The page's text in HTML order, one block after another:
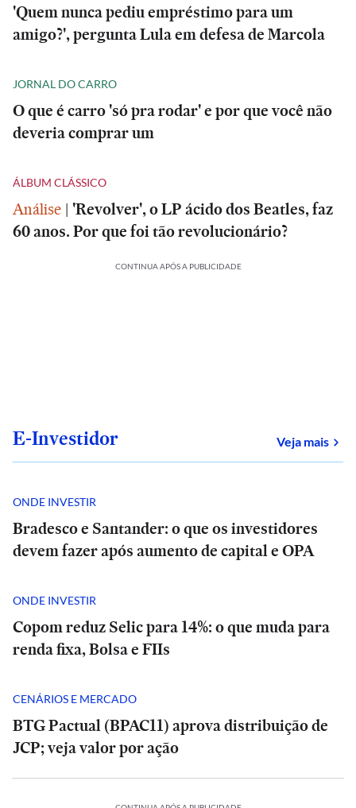
'Quem nunca pediu empréstimo para um
amigo?', pergunta Lula em defesa de Marcola
JORNAL DO CARRO
O que é carro 'só pra rodar' e por que você não
deveria comprar um
ÁLBUM CLÁSSICO
Análise | 'Revolver', o LP ácido dos Beatles, faz
60 anos. Por que foi tão revolucionário?
CONTINUA APÓS A PUBLICIDADE
E-Investidor Veja mais
ONDE INVESTIR
Bradesco e Santander: o que os investidores
devem fazer após aumento de capital e OPA
ONDE INVESTIR
Copom reduz Selic para 14%: o que muda para
renda fixa, Bolsa e FIIs
CENÁRIOS E MERCADO
BTG Pactual (BPAC11) aprova distribuição de
JCP; veja valor por ação